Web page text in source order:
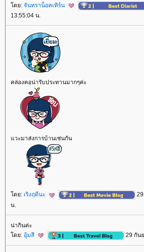
ดย: จันทราน็อคเทิร์น
13:55:04 น.
คล่องคอน่ารับประทานมากๆค่ะ
วะมาส่งการบ้านเช่นกัน
ดย: เริงฤดีนะ
น.
น่ากินค่ะ
ดย: อุ้มสี 29 กัน